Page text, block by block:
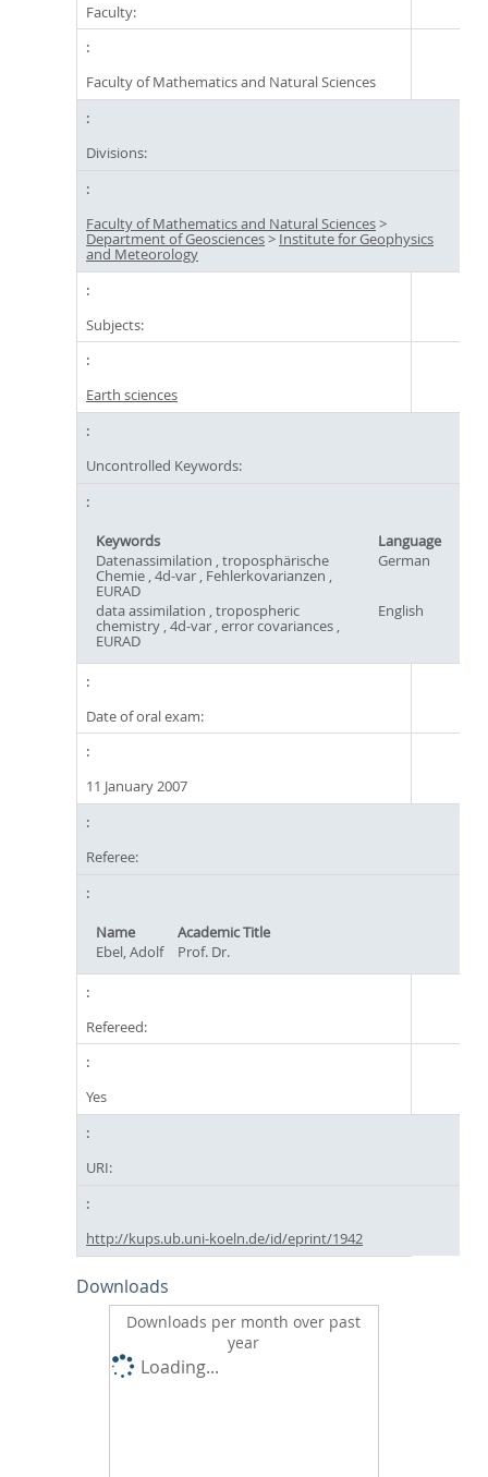
Faculty:
Faculty of Mathematics and Natural Sciences
Divisions:
Faculty of Mathematics and Natural Sciences>
Department of Geosciences> Institute for Geophysics
and Meteorology
Subjects:
Earth sciences
Uncontrolled Keywords:
Keywords
Language
Datenassimilation , troposphärische
Chemie , 4d-var , Fehlerkovarianzen ,
EURAD
German
data assimilation , tropospheric
chemistry , 4d-var , error covariances ,
EURAD
English
Date of oral exam:
11 January 2007
Referee:
Name
Academic Title
Ebel, Adolf
Prof. Dr.
Refereed:
Yes
URI:
http://kups.ub.uni-koeln.de/id/eprint/1942
Downloads
Downloads per month over past
year
Loading...